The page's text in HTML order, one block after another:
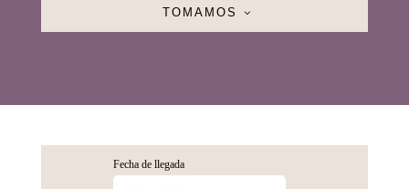
TOMAMOS
Fecha de llegada